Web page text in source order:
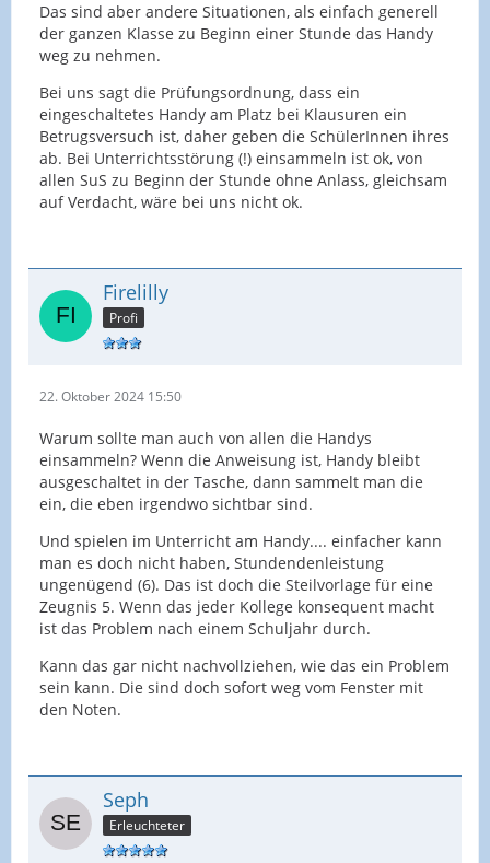
Das sind aber andere Situationen, als einfach generell
der ganzen Klasse zu Beginn einer Stunde das Handy
weg zu nehmen.
Bei uns sagt die Prüfungsordnung, dass ein
eingeschaltetes Handy am Platz bei Klausuren ein
Betrugsversuch ist, daher geben die SchülerInnen ihres
ab. Bei Unterrichtsstörung (!) einsammeln ist ok, von
allen SuS zu Beginn der Stunde ohne Anlass, gleichsam
auf Verdacht, wäre bei uns nicht ok.
Firelilly
Profi
22. Oktober 2024 15:50
Warum sollte man auch von allen die Handys
einsammeln? Wenn die Anweisung ist, Handy bleibt
ausgeschaltet in der Tasche, dann sammelt man die
ein, die eben irgendwo sichtbar sind.
Und spielen im Unterricht am Handy.... einfacher kann
man es doch nicht haben, Stundendenleistung
ungenügend (6). Das ist doch die Steilvorlage für eine
Zeugnis 5. Wenn das jeder Kollege konsequent macht
ist das Problem nach einem Schuljahr durch.
Kann das gar nicht nachvollziehen, wie das ein Problem
sein kann. Die sind doch sofort weg vom Fenster mit
den Noten.
Seph
Erleuchteter